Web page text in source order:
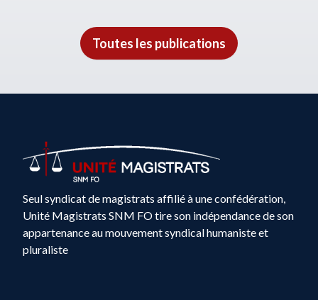
Toutes les publications
Seul syndicat de magistrats affilié à une confédération,
Unité Magistrats SNM FO tire son indépendance de son
appartenance au mouvement syndical humaniste et
pluraliste